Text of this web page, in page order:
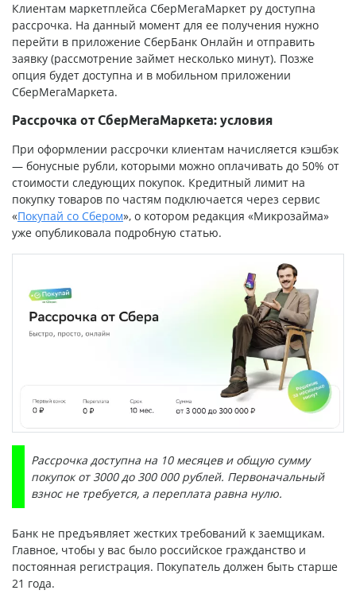
Клиентам маркетплейса СберМегаМаркет ру доступна
рассрочка. На данный момент для ее получения нужно
перейти в приложение СберБанк Онлайн и отправить
заявку (рассмотрение займет несколько минут). Позже
опция будет доступна и в мобильном приложении
СберМегаМаркета.
Рассрочка от СберМегаМаркета: условия
При оформлении рассрочки клиентам начисляется кэшбэк
— бонусные рубли, которыми можно оплачивать до 50% от
стоимости следующих покупок. Кредитный лимит на
покупку товаров по частям подключается через сервис
«Покупай со Сбером», о котором редакция «Микрозайма»
уже опубликовала подробную статью.
Рассрочка доступна на 10 месяцев и общую сумму
покупок от 3000 до 300 000 рублей. Первоначальный
взнос не требуется, а переплата равна нулю.
Банк не предъявляет жестких требований к заемщикам.
Главное, чтобы у вас было российское гражданство и
постоянная регистрация. Покупатель должен быть старше
21 года.